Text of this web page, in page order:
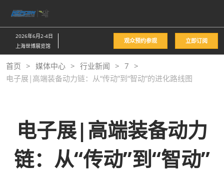
接
跳
至
内
容
2026年6月2-4日
上海世博展览馆
观众预约参观 立即订阅
首页 媒体中心 行业新闻
7
电子展|高端装备动力链：从“传动”到“智动”的进化路线图
电子展|高端装备动力
链：从“传动”到“智动”